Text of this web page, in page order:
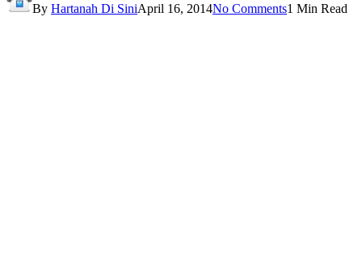
By Hartanah Di SiniApril 16, 2014No Comments1 Min Read